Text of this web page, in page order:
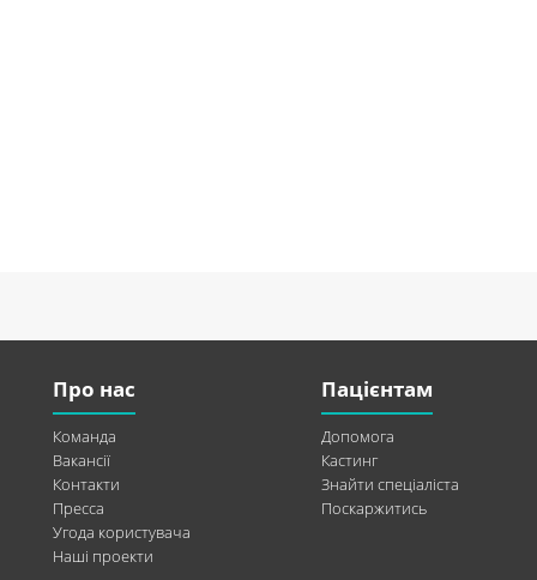
Про нас
Команда
Вакансії
Контакти
Пресса
Угода користувача
Наші проекти
Пацієнтам
Допомога
Кастинг
Знайти спеціаліста
Поскаржитись